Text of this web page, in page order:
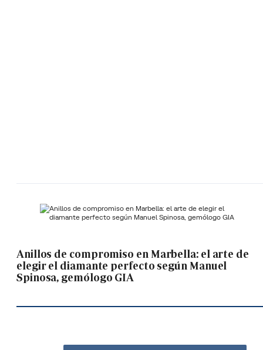
Anillos de compromiso en Marbella: el arte de
elegir el diamante perfecto según Manuel
Spinosa, gemólogo GIA